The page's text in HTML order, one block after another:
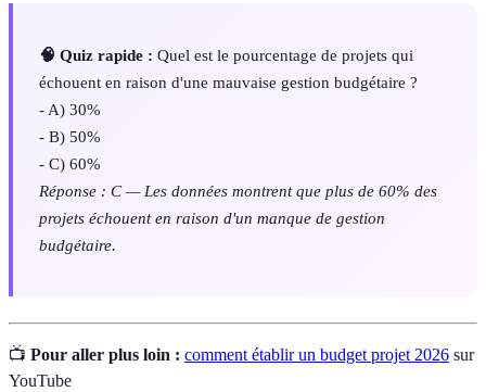
🧠 Quiz rapide : Quel est le pourcentage de projets qui
échouent en raison d'une mauvaise gestion budgétaire ?
- A) 30%
- B) 50%
- C) 60%
Réponse : C — Les données montrent que plus de 60% des
projets échouent en raison d'un manque de gestion
budgétaire.
📺 Pour aller plus loin : comment établir un budget projet 2026 sur
YouTube